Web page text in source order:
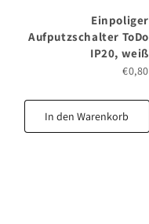
Einpoliger
Aufputzschalter ToDo
IP20, weiß
€0,80
In den Warenkorb